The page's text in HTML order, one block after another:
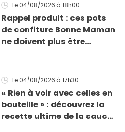
Le 04/08/2026 à 18h00
Rappel produit : ces pots
de confiture Bonne Maman
ne doivent plus être
morceaux de verre
Le 04/08/2026 à 17h30
« Rien à voir avec celles en
bouteille » : découvrez la
recette ultime de la sauce